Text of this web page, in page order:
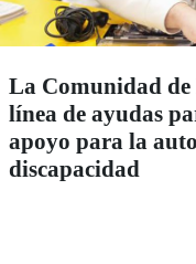
La Comunidad
línea de ayudas
apoyo para la
discapacidad